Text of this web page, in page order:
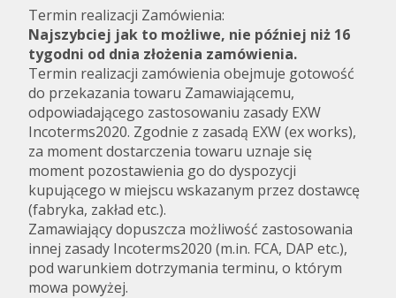
Termin realizacji Zamówienia:
Najszybciej jak to możliwe, nie później niż 16
tygodni od dnia złożenia zamówienia.
Termin realizacji zamówienia obejmuje gotowość
do przekazania towaru Zamawiającemu,
odpowiadającego zastosowaniu zasady EXW
Incoterms2020. Zgodnie z zasadą EXW (ex works),
za moment dostarczenia towaru uznaje się
moment pozostawienia go do dyspozycji
kupującego w miejscu wskazanym przez dostawcę
(fabryka, zakład etc.).
Zamawiający dopuszcza możliwość zastosowania
innej zasady Incoterms2020 (m.in. FCA, DAP etc.),
pod warunkiem dotrzymania terminu, o którym
mowa powyżej.